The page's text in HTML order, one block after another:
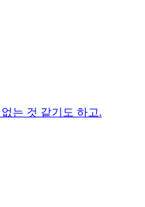
는 것 같기도 하고.